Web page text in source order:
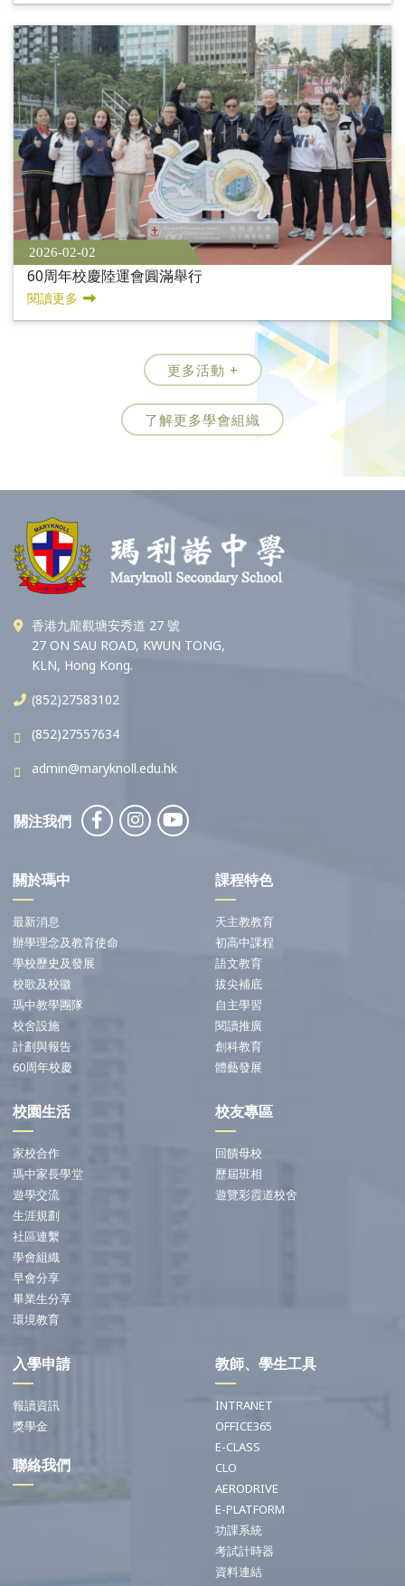
2026-02-02
60周年校慶陸運會圓滿舉行
閱讀更多
更多活動 +
了解更多學會組織
香港九龍觀塘安秀道 27 號
27 ON SAU ROAD, KWUN TONG,
KLN, Hong Kong.
(852)27583102
(852)27557634
admin@maryknoll.edu.hk
關注我們
關於瑪中
最新消息
辦學理念及教育使命
學校歷史及發展
校歌及校徽
瑪中教學團隊
校舍設施
計劃與報告
60周年校慶
課程特色
天主教教育
初高中課程
語文教育
拔尖補底
自主學習
閱讀推廣
創科教育
體藝發展
校園生活
家校合作
瑪中家長學堂
遊學交流
生涯規劃
社區連繫
學會組織
早會分享
畢業生分享
環境教育
校友專區
回饋母校
歷屆班相
遊覽彩霞道校舍
入學申請
報讀資訊
獎學金
聯絡我們
教師、學生工具
INTRANET
OFFICE365
E-CLASS
CLO
AERODRIVE
E-PLATFORM
功課系統
考試計時器
資料連結